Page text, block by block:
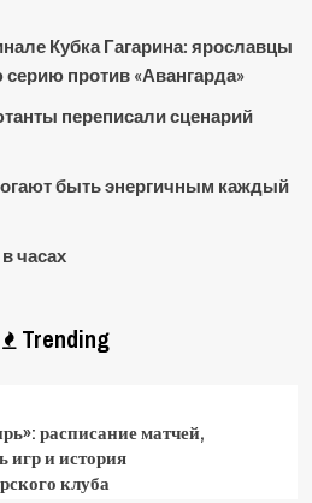
Кубка Гагарина: ярославцы
против «Авангарда»
переписали сценарий
быть энергичным каждый
часах
Trending
расписание матчей,
игр и история
клуба